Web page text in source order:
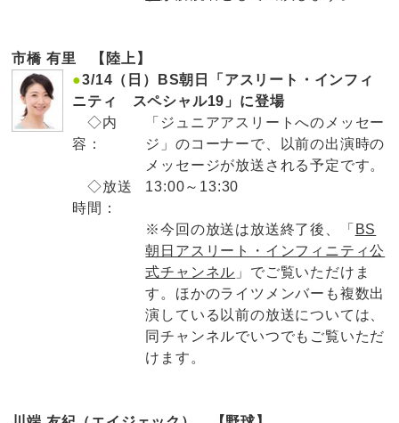
市橋 有里 【陸上】
●3/14（日）BS朝日「アスリート・インフィ
ニティ スペシャル19」に登場
◇内
容：
「ジュニアアスリートへのメッセー
ジ」のコーナーで、以前の出演時の
メッセージが放送される予定です。
◇放送
時間：
13:00～13:30
※今回の放送は放送終了後、「 BS
朝日アスリート・インフィニティ公
式チャンネル 」でご覧いただけま
す。ほかのライツメンバーも複数出
演している以前の放送については、
同チャンネルでいつでもご覧いただ
けます。